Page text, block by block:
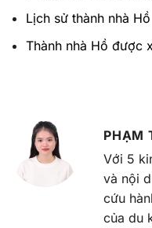
Lịch sử thành nhà Hồ
Thành nhà Hồ được
PHẠM
Với 5
và nội
cứu
của du